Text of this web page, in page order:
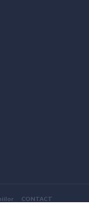
CONTACT